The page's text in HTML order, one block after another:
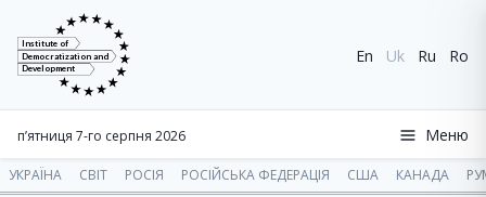
Institute of
Democratization and
Development
En Uk Ru Ro
п’ятниця 7-го серпня 2026 Меню
УКРАЇНА СВІТ РОСІЯ РОСІЙСЬКА ФЕДЕРАЦІЯ США КАНАДА